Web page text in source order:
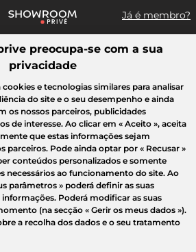
Já é membro?
um artigo, uma venda...
Desporto Casa Criança Beleza
preocupa-se com a sua
privacidade
e tecnologias similares para analisar
do site e o seu desempenho e ainda
os nossos parceiros, publicidades
de interesse. Ao clicar em « Aceito », aceita
que estas informações sejam
parceiros. Pode ainda optar por « Recusar »
conteúdos personalizados e somente
necessários ao funcionamento do site. Ao
parâmetros » poderá definir as suas
Poderá modificar as suas
(na secção « Gerir os meus dados »).
a recolha dos dados e o seu tratamento